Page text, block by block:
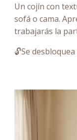
Un cojín con
sofá o cama.
trabajarás la
🔓Se